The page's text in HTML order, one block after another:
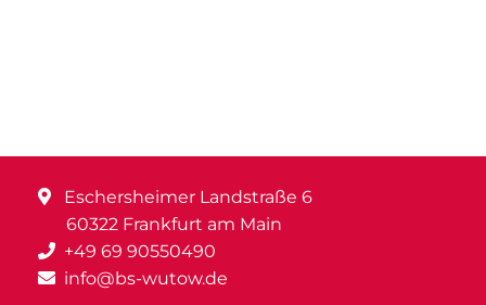
Eschersheimer Landstraße 6
60322 Frankfurt am Main
+49 69 90550490
info@bs-wutow.de